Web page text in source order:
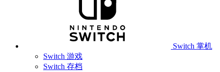
Switch 掌机
Switch 游戏
Switch 存档